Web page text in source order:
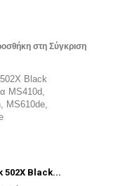
στη Σύγκριση
502X Black...